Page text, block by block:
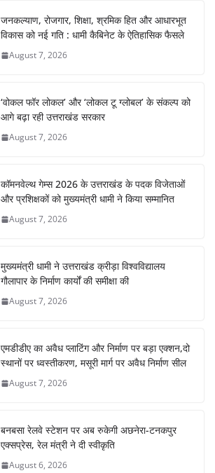
जनकल्याण, रोजगार, शिक्षा, श्रमिक हित और आधारभूत
विकास को नई गति : धामी कैबिनेट के ऐतिहासिक फैसले
August 7, 2026
‘वोकल फॉर लोकल’ और ‘लोकल टू ग्लोबल’ के संकल्प को
आगे बढ़ा रही उत्तराखंड सरकार
August 7, 2026
कॉमनवेल्थ गेम्स 2026 के उत्तराखंड के पदक विजेताओं
और प्रशिक्षकों को मुख्यमंत्री धामी ने किया सम्मानित
August 7, 2026
मुख्यमंत्री धामी ने उत्तराखंड क्रीड़ा विश्वविद्यालय
गौलापार के निर्माण कार्यों की समीक्षा की
August 7, 2026
एमडीडीए का अवैध प्लाटिंग और निर्माण पर बड़ा एक्शन,दो
स्थानों पर ध्वस्तीकरण, मसूरी मार्ग पर अवैध निर्माण सील
August 7, 2026
बनबसा रेलवे स्टेशन पर अब रुकेगी अछनेरा-टनकपुर
एक्सप्रेस, रेल मंत्री ने दी स्वीकृति
August 6, 2026